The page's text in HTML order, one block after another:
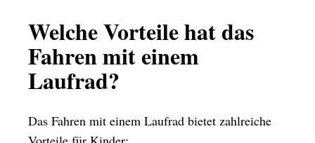
Welche Vorteile hat das
Fahren mit einem
Laufrad?
Das Fahren mit einem Laufrad bietet zahlreiche